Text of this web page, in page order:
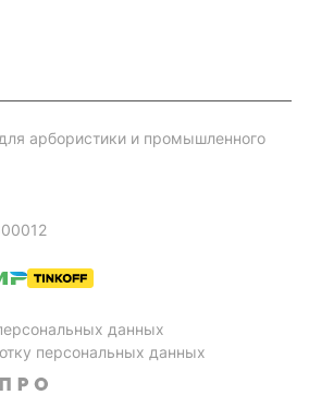
арбористики и промышленного
данных
персональных данных